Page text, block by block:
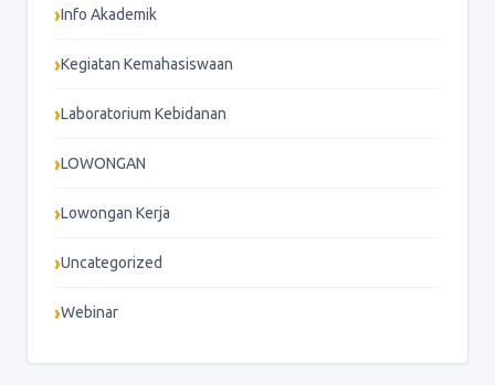
Info Akademik
Kegiatan Kemahasiswaan
Laboratorium Kebidanan
LOWONGAN
Lowongan Kerja
Uncategorized
Webinar